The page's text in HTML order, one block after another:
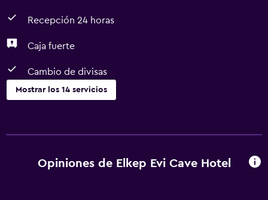
Recepción 24 horas
Caja fuerte
Cambio de divisas
Mostrar los 14 servicios
Servicio de habitaciones
Opiniones de Elkep Evi Cave Hotel